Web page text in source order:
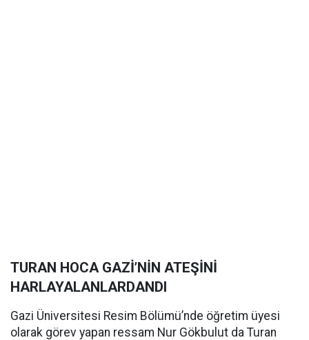
TURAN HOCA GAZİ’NİN ATEŞİNİ
HARLAYALANLARDANDI
Gazi Üniversitesi Resim Bölümü’nde öğretim üyesi
olarak görev yapan ressam Nur Gökbulut da Turan